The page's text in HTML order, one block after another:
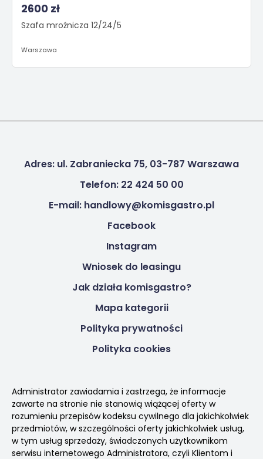
2600 zł
Szafa mroźnicza 12/24/5
Warszawa
Adres: ul. Zabraniecka 75, 03-787 Warszawa
Telefon: 22 424 50 00
E-mail: handlowy@komisgastro.pl
Facebook
Instagram
Wniosek do leasingu
Jak działa komisgastro?
Mapa kategorii
Polityka prywatności
Polityka cookies
Administrator zawiadamia i zastrzega, że informacje
zawarte na stronie nie stanowią wiążącej oferty w
rozumieniu przepisów kodeksu cywilnego dla jakichkolwiek
przedmiotów, w szczególności oferty jakichkolwiek usług,
w tym usług sprzedaży, świadczonych użytkownikom
serwisu internetowego Administratora, czyli Klientom i